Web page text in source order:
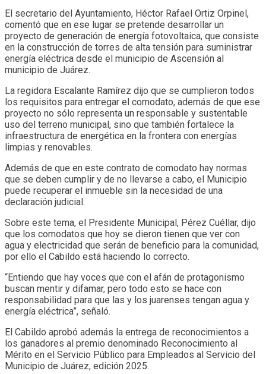
El secretario del Ayuntamiento, Héctor Rafael Ortiz Orpinel,
comentó que en ese lugar se pretende desarrollar un
proyecto de generación de energía fotovoltaica, que consiste
en la construcción de torres de alta tensión para suministrar
energía eléctrica desde el municipio de Ascensión al
municipio de Juárez.
La regidora Escalante Ramírez dijo que se cumplieron todos
los requisitos para entregar el comodato, además de que ese
proyecto no sólo representa un responsable y sustentable
uso del terreno municipal, sino que también fortalece la
infraestructura de energética en la frontera con energías
limpias y renovables.
Además de que en este contrato de comodato hay normas
que se deben cumplir y de no llevarse a cabo, el Municipio
puede recuperar el inmueble sin la necesidad de una
declaración judicial.
Sobre este tema, el Presidente Municipal, Pérez Cuéllar, dijo
que los comodatos que hoy se dieron tienen que ver con
agua y electricidad que serán de beneficio para la comunidad,
por ello el Cabildo está haciendo lo correcto.
“Entiendo que hay voces que con el afán de protagonismo
buscan mentir y difamar, pero todo esto se hace con
responsabilidad para que las y los juarenses tengan agua y
energía eléctrica”, señaló.
El Cabildo aprobó además la entrega de reconocimientos a
los ganadores al premio denominado Reconocimiento al
Mérito en el Servicio Público para Empleados al Servicio del
Municipio de Juárez, edición 2025.